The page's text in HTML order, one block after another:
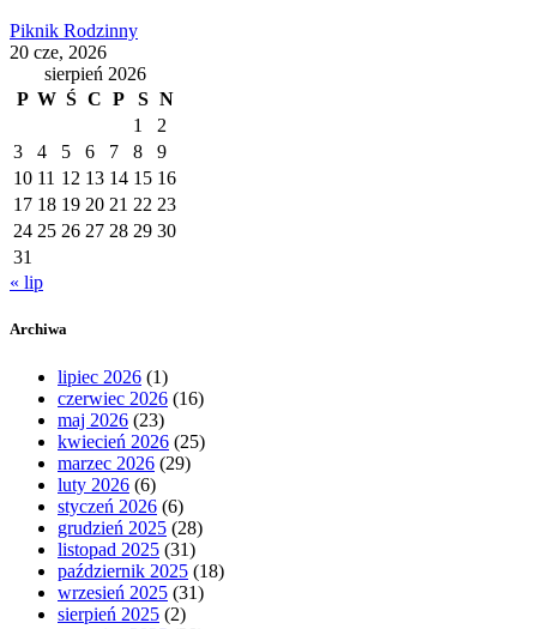
Piknik Rodzinny
20 cze, 2026
sierpień 2026
P W Ś C P S N
1
2
3
4 5 6 7 8
9
10 11 12 13 14 15 16
17 18 19 20 21 22 23
24 25 26 27 28 29 30
31
« lip
Archiwa
lipiec 2026 (1)
czerwiec 2026 (16)
maj 2026 (23)
kwiecień 2026 (25)
marzec 2026 (29)
luty 2026 (6)
styczeń 2026 (6)
grudzień 2025 (28)
listopad 2025 (31)
październik 2025 (18)
wrzesień 2025 (31)
sierpień 2025 (2)